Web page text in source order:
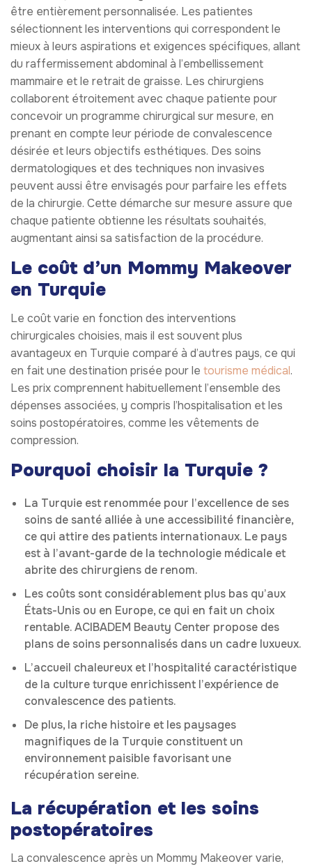
être entièrement personnalisée. Les patientes
sélectionnent les interventions qui correspondent le
mieux à leurs aspirations et exigences spécifiques, allant
du raffermissement abdominal à l’embellissement
mammaire et le retrait de graisse. Les chirurgiens
collaborent étroitement avec chaque patiente pour
concevoir un programme chirurgical sur mesure, en
prenant en compte leur période de convalescence
désirée et leurs objectifs esthétiques. Des soins
dermatologiques et des techniques non invasives
peuvent aussi être envisagés pour parfaire les effets
de la chirurgie. Cette démarche sur mesure assure que
chaque patiente obtienne les résultats souhaités,
augmentant ainsi sa satisfaction de la procédure.
Le coût d’un Mommy Makeover
en Turquie
Le coût varie en fonction des interventions
chirurgicales choisies, mais il est souvent plus
avantageux en Turquie comparé à d’autres pays, ce qui
en fait une destination prisée pour le tourisme médical.
Les prix comprennent habituellement l’ensemble des
dépenses associées, y compris l’hospitalisation et les
soins postopératoires, comme les vêtements de
compression.
Pourquoi choisir la Turquie ?
La Turquie est renommée pour l’excellence de ses
soins de santé alliée à une accessibilité financière,
ce qui attire des patients internationaux. Le pays
est à l’avant-garde de la technologie médicale et
abrite des chirurgiens de renom.
Les coûts sont considérablement plus bas qu’aux
États-Unis ou en Europe, ce qui en fait un choix
rentable. ACIBADEM Beauty Center propose des
plans de soins personnalisés dans un cadre luxueux.
L’accueil chaleureux et l’hospitalité caractéristique
de la culture turque enrichissent l’expérience de
convalescence des patients.
De plus, la riche histoire et les paysages
magnifiques de la Turquie constituent un
environnement paisible favorisant une
récupération sereine.
La récupération et les soins
postopératoires
La convalescence après un Mommy Makeover varie,